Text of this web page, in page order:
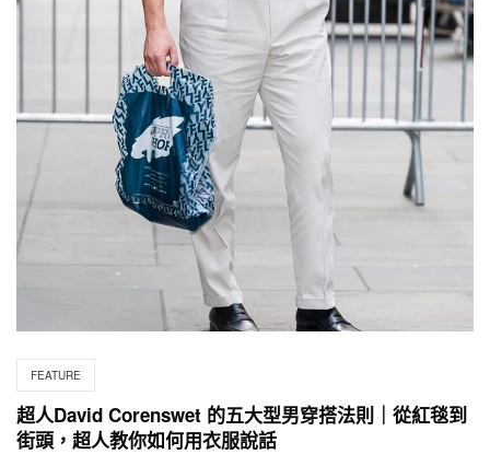
FEATURE
超人David Corenswet 的五大型男穿搭法則｜從紅毯到
街頭，超人教你如何用衣服說話